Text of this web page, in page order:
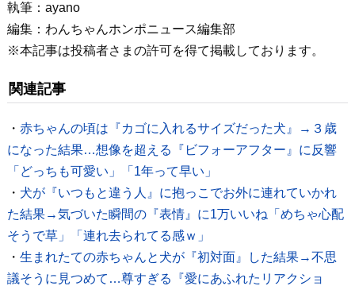
執筆：ayano
編集：わんちゃんホンポニュース編集部
※本記事は投稿者さまの許可を得て掲載しております。
関連記事
・ 赤ちゃんの頃は『カゴに入れるサイズだった犬』→３歳
になった結果…想像を超える『ビフォーアフター』に反響
「どっちも可愛い」「1年って早い」
・ 犬が『いつもと違う人』に抱っこでお外に連れていかれ
た結果→気づいた瞬間の『表情』に1万いいね「めちゃ心配
そうで草」「連れ去られてる感ｗ」
・ 生まれたての赤ちゃんと犬が『初対面』した結果→不思
議そうに見つめて…尊すぎる『愛にあふれたリアクショ